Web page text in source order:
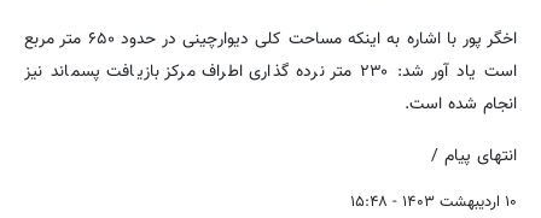
اخگر پور با اشاره به اینکه مساحت کلی دیوارچینی در حدود ۶۵۰ متر مربع
است یاد آور شد: ۲۳۰ متر نرده گذاری اطراف مرکز بازیافت پسماند نیز
انجام شده است.
انتهای پیام /
۱۰ اردیبهشت ۱۴۰۳ - ۱۵:۴۸